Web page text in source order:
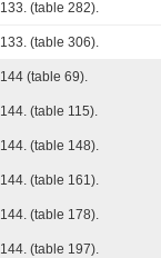
133. (table 282).
133. (table 306).
144 (table 69).
144. (table 115).
144. (table 148).
144. (table 161).
144. (table 178).
144. (table 197).